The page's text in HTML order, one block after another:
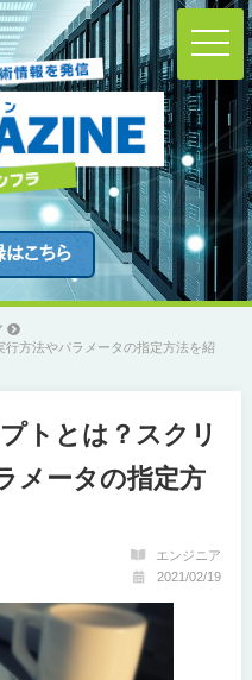
t
o
n
a
g
a
t
o
n
行方法やパラメータの指定方法を紹
トとは？スクリ
メータの指定方
エンジニア
2021/02/19